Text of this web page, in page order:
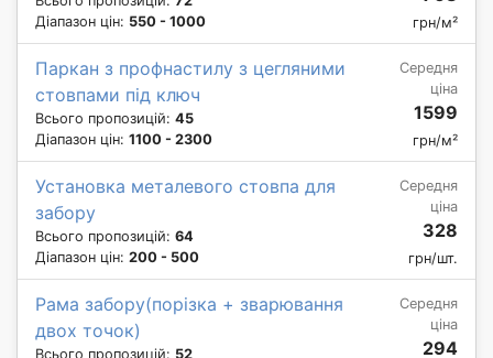
Діапазон цін: 550 - 1000 грн/м²
Паркан з профнастилу з цегляними
стовпами під ключ
Всього пропозицій: 45
Діапазон цін: 1100 - 2300
Середня
ціна
1599
грн/м²
Установка металевого стовпа для
забору
Всього пропозицій: 64
Діапазон цін: 200 - 500
Середня
ціна
328
грн/шт.
Рама забору(порізка + зварювання
двох точок)
Всього пропозицій: 52
Середня
ціна
294